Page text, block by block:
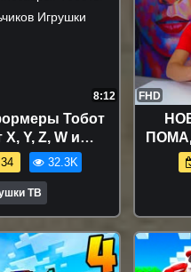
8:12
Тобот
Y, Z, W и
Мультик для
32.3K
ТВ
FHD